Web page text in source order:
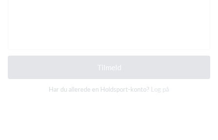
Tilmeld
Har du allerede en Holdsport-konto? Log på